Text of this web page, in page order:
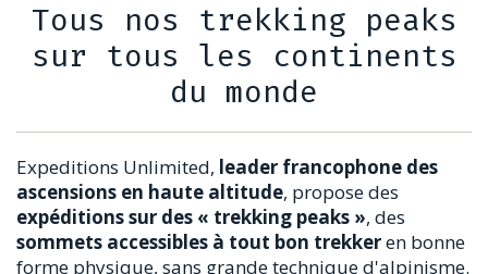
Tous nos trekking peaks
sur tous les continents
du monde
Expeditions Unlimited, leader francophone des
ascensions en haute altitude, propose des
expéditions sur des « trekking peaks », des
sommets accessibles à tout bon trekkeren bonne
forme physique, sans grande technique d'alpinisme.